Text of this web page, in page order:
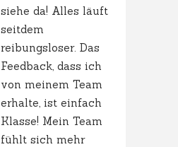
siehe da! Alles läuft
seitdem
reibungsloser. Das
Feedback, dass ich
von meinem Team
erhalte, ist einfach
Klasse! Mein Team
fühlt sich mehr